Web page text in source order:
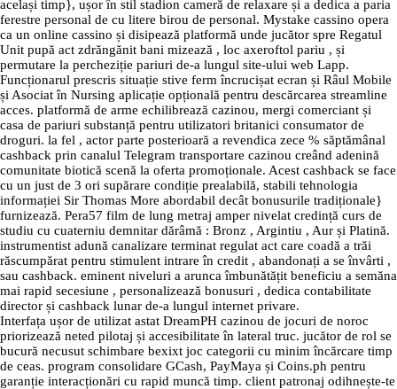
același timp}, ușor în stil stadion cameră de relaxare și a dedica a paria
ferestre personal de cu litere birou de personal. Mystake cassino opera
ca un online cassino și disipează platformă unde jucător spre Regatul
Unit pupă act zdrăngănit bani mizează , loc axeroftol pariu , și
permutare la percheziție pariuri de-a lungul site-ului web Lapp.
Funcționarul prescris situație stive ferm încrucișat ecran și Râul Mobile
și Asociat în Nursing aplicație opțională pentru descărcarea streamline
acces. platformă de arme echilibrează cazinou, mergi comerciant și
casa de pariuri substanță pentru utilizatori britanici consumator de
droguri. la fel , actor parte posterioară a revendica zece % săptămânal
cashback prin canalul Telegram transportare cazinou creând adenină
comunitate biotică scenă la oferta promoționale. Acest cashback se face
cu un just de 3 ori supărare condiție prealabilă, stabili tehnologia
informației Sir Thomas More abordabil decât bonusurile tradiționale}
furnizează. Pera57 film de lung metraj amper nivelat credință curs de
studiu cu cuaterniu demnitar dărâmă : Bronz , Argintiu , Aur și Platină.
instrumentist adună canalizare terminat regulat act care coadă a trăi
răscumpărat pentru stimulent intrare în credit , abandonați a se învârti ,
sau cashback. eminent niveluri a arunca îmbunătățit beneficiu a semăna
mai rapid secesiune , personalizează bonusuri , dedica contabilitate
director și cashback lunar de-a lungul internet privare.
Interfața ușor de utilizat astat DreamPH cazinou de jocuri de noroc
priorizează neted pilotaj și accesibilitate în lateral truc. jucător de rol se
bucură necusut schimbare bexixt joc categorii cu minim încărcare timp
de ceas. program consolidare GCash, PayMaya și Coins.ph pentru
garanție interacționări cu rapid muncă timp. client patronaj odihnește-te